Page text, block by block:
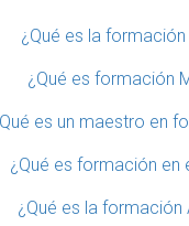
¿Qué es la formación
¿Qué es formación
es un maestro en
¿Qué es formación en
¿Qué es la formación